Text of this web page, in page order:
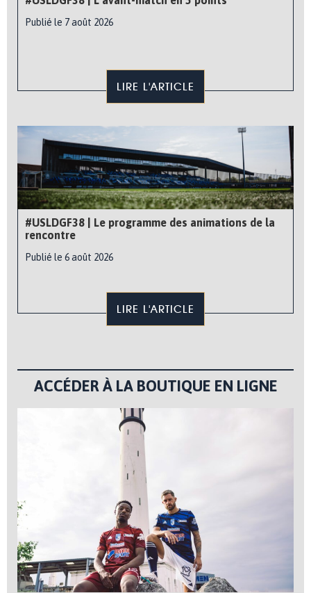
Publié le 7 août 2026
LIRE L'ARTICLE
#USLDGF38 | Le programme des animations de la
rencontre
Publié le 6 août 2026
LIRE L'ARTICLE
ACCÉDER À LA BOUTIQUE EN LIGNE